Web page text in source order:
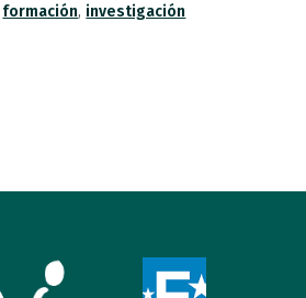
formación, investigación